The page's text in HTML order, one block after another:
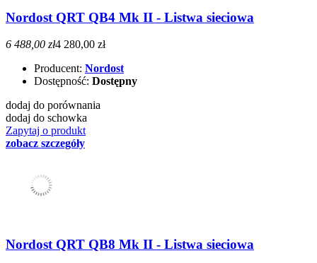
Nordost QRT QB4 Mk II - Listwa sieciowa
6 488,00 zł4 280,00 zł
Producent: Nordost
Dostępność: Dostępny
dodaj do porównania
dodaj do schowka
Zapytaj o produkt
zobacz szczegóły
Nordost QRT QB8 Mk II - Listwa sieciowa